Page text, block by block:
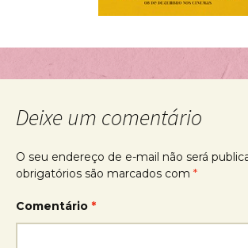
Deixe um comentário
O seu endereço de e-mail não será
obrigatórios são marcados com *
Comentário *